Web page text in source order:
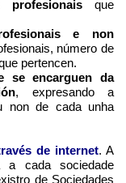
profesionais que
e non
número de
pertencen.
se encarguen da
, expresando a
non de cada unha
de internet. A
a cada sociedade
de Sociedades